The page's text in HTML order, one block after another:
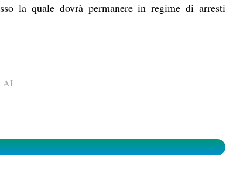
la quale dovrà permanere in regime di arresti
AI